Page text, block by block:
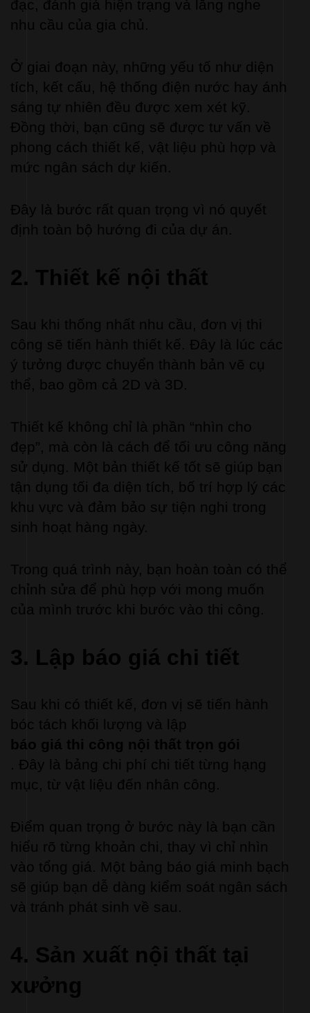
đạc, đánh giá hiện trạng và lắng nghe
nhu cầu của gia chủ.
Ở giai đoạn này, những yếu tố như diện
tích, kết cấu, hệ thống điện nước hay ánh
sáng tự nhiên đều được xem xét kỹ.
Đồng thời, bạn cũng sẽ được tư vấn về
phong cách thiết kế, vật liệu phù hợp và
mức ngân sách dự kiến.
Đây là bước rất quan trọng vì nó quyết
định toàn bộ hướng đi của dự án.
2. Thiết kế nội thất
Sau khi thống nhất nhu cầu, đơn vị thi
công sẽ tiến hành thiết kế. Đây là lúc các
ý tưởng được chuyển thành bản vẽ cụ
thể, bao gồm cả 2D và 3D.
Thiết kế không chỉ là phần “nhìn cho
đẹp”, mà còn là cách để tối ưu công năng
sử dụng. Một bản thiết kế tốt sẽ giúp bạn
tận dụng tối đa diện tích, bố trí hợp lý các
khu vực và đảm bảo sự tiện nghi trong
sinh hoạt hàng ngày.
Trong quá trình này, bạn hoàn toàn có thể
chỉnh sửa để phù hợp với mong muốn
của mình trước khi bước vào thi công.
3. Lập báo giá chi tiết
Sau khi có thiết kế, đơn vị sẽ tiến hành
bóc tách khối lượng và lập
báo giá thi công nội thất trọn gói
. Đây là bảng chi phí chi tiết từng hạng
mục, từ vật liệu đến nhân công.
Điểm quan trọng ở bước này là bạn cần
hiểu rõ từng khoản chi, thay vì chỉ nhìn
vào tổng giá. Một bảng báo giá minh bạch
sẽ giúp bạn dễ dàng kiểm soát ngân sách
và tránh phát sinh về sau.
4. Sản xuất nội thất tại
xưởng